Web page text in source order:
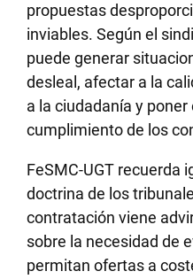
propuestas
inviables. Según el
puede generar
desleal, afectar a la
a la ciudadanía y poner
cumplimiento de los
FeSMC-UGT recuerda
doctrina de los
contratación viene
sobre la necesidad de
permitan ofertas a